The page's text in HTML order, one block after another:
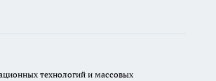
технологий и массовых